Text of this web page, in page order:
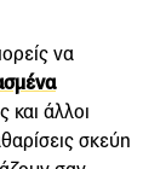
να
άλλοι
σκεύη